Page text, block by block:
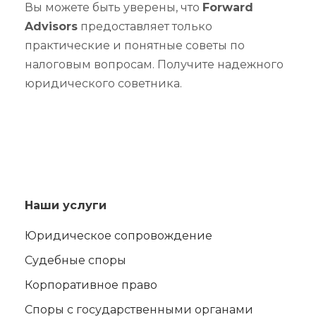
Вы можете быть уверены, что Forward
Advisors предоставляет только
практические и понятные советы по
налоговым вопросам. Получите надежного
юридического советника.
Наши услуги
Юридическое сопровождение
Судебные споры
Корпоративное право
Споры с государственными органами